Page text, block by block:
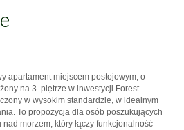
apartament miejscem postojowym, o
na 3. piętrze w inwestycji Forest
w wysokim standardzie, w idealnym
To propozycja dla osób poszukujących
morzem, który łączy funkcjonalność